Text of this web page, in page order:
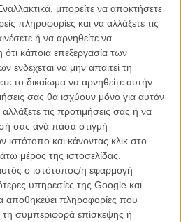
μπορείτε να αποκτήσετε
πληροφορίες και να αλλάξετε τις
ή να αρνηθείτε να
κάποια επεξεργασία των
να μην απαιτεί τη
το δικαίωμα να αρνηθείτε αυτήν
σας θα ισχύουν μόνο για αυτόν
τις προτιμήσεις σας ή να
σας ανά πάσα στιγμή
ιστότοπο και κάνοντας κλικ στο
μέρος της ιστοσελίδας.
ο ιστότοπος/η εφαρμογή
υπηρεσίες της Google και
αποθηκεύει πληροφορίες που
τη συμπεριφορά επίσκεψης ή
ΠΟΤΕΡ, ROWLING,
ΡΟΟΥΛΙΝΓΚ,